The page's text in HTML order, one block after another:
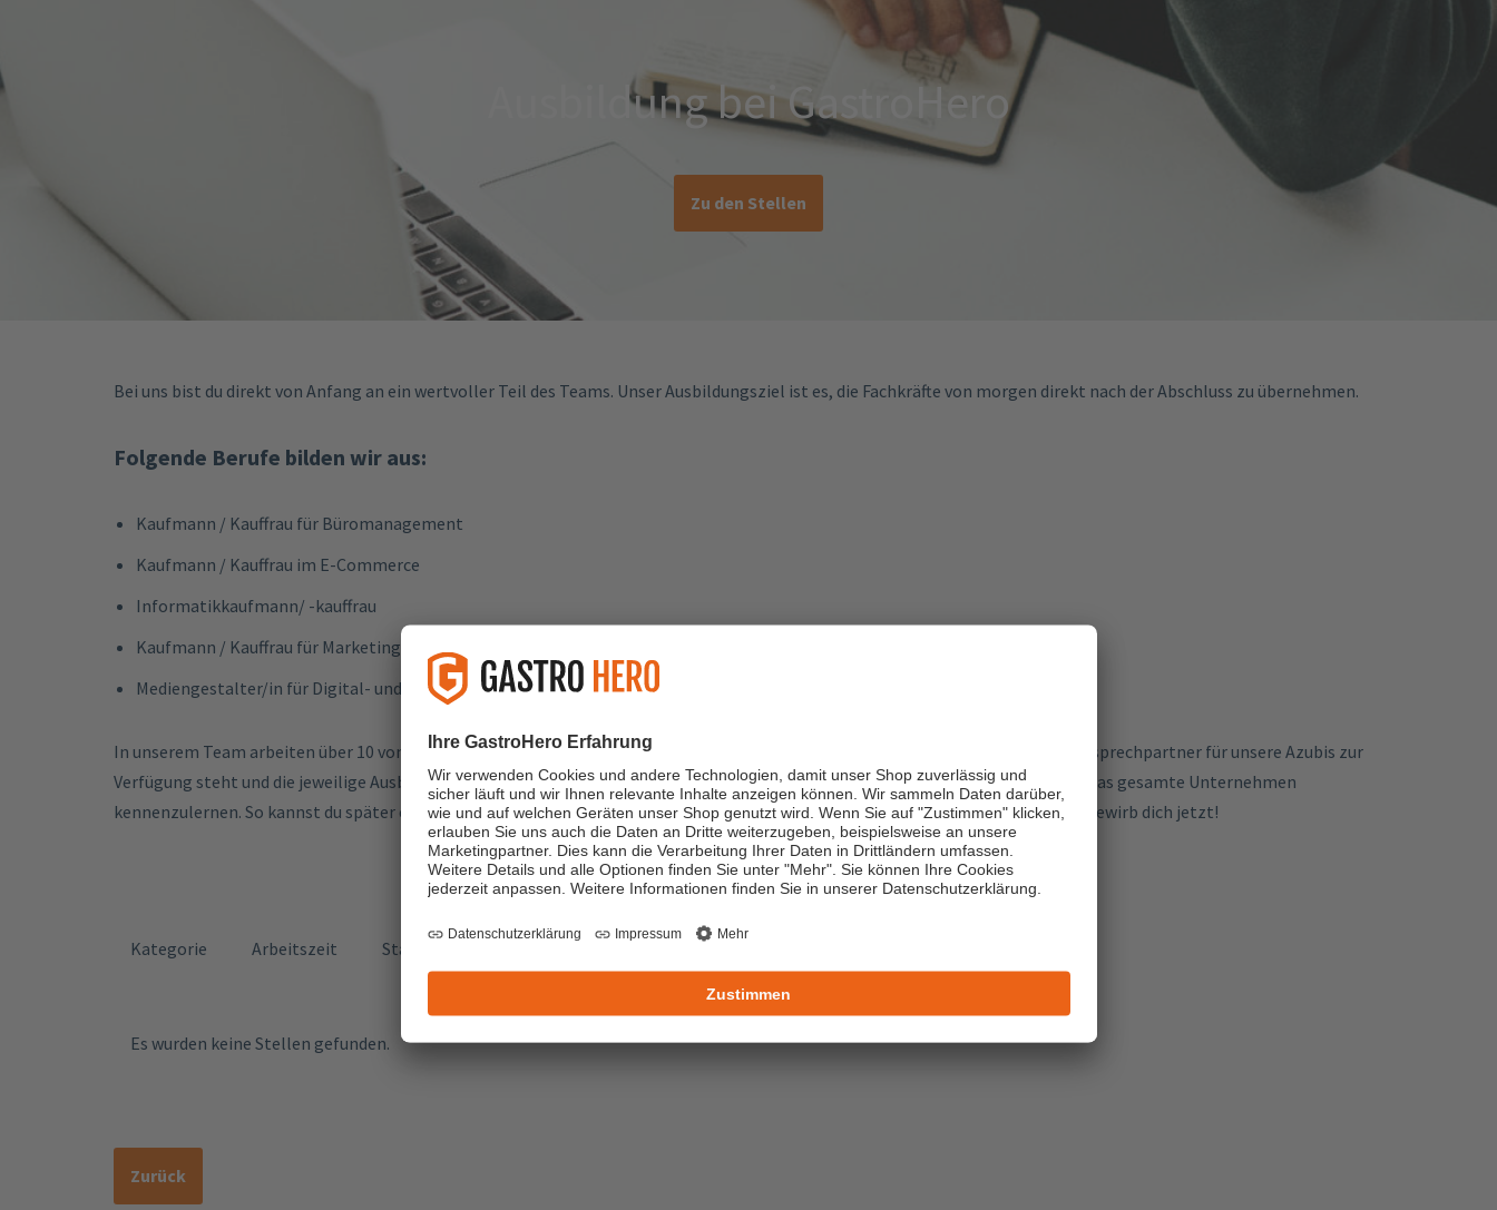
Ausbildung bei GastroHero
Zu den Stellen
Bei uns bist du direkt von Anfang an ein wertvoller Teil des Teams. Unser Ausbildungsziel ist es, die Fachkräfte von morgen direkt nach der Abschluss zu übernehmen.
Folgende Berufe bilden wir aus:
Kaufmann / Kauffrau für Büromanagement
Kaufmann / Kauffrau im E-Commerce
Informatikkaufmann/ -kauffrau
Kaufmann / Kauffrau für Marketingkommunikation
Mediengestalter/in für Digital- und Print
In unserem Team arbeiten über 10 von der IHK anerkannte Ausbilder. Dadurch stellen wir sicher, dass in jedem Department ein Ansprechpartner für unsere Azubis zur
Verfügung steht und die jeweilige Ausbildung leitet. Auch bei einer Ausbildung im jeweiligen Fachbereich, hast du die Möglichkeit das gesamte Unternehmen
kennenzulernen. So kannst du später einen Job bei uns übernehmen, der genau deinen Stärken entspricht. Das klingt gut? Dann bewirb dich jetzt!
Offene Azubi-Stellen
Kategorie Arbeitszeit Standort
Es wurden keine Stellen gefunden.
Zurück